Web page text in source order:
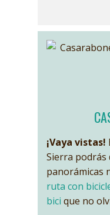
¡Vaya vistas!
Sierra podrás
panorámicas
ruta con
bici que no